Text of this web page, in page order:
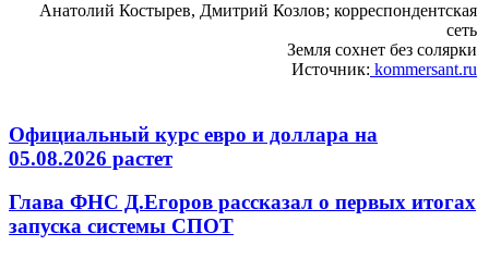
Анатолий Костырев, Дмитрий Козлов; корреспондентская
сеть
Земля сохнет без солярки
Источник: kommersant.ru
Официальный курс евро и доллара на
05.08.2026 растет
Глава ФНС Д.Егоров рассказал о первых итогах
запуска системы СПОТ